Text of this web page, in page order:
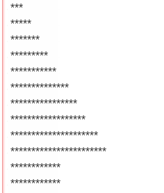
***
*****
*******
*********
***********
**************
****************
******************
*********************
***********************
************
************